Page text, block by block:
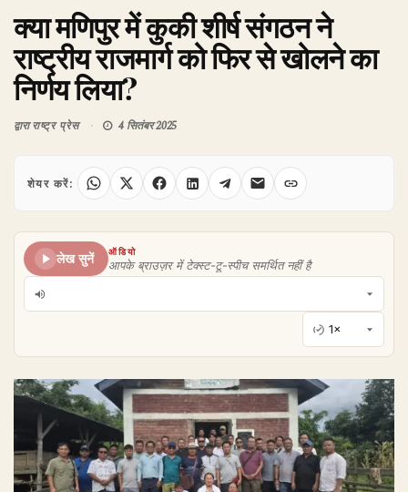
क्या मणिपुर में कुकी शीर्ष संगठन ने
राष्ट्रीय राजमार्ग को फिर से खोलने का
निर्णय लिया?
द्वाराराष्ट्र प्रेस 4 सितंबर 2025
शेयर करें:
लेख सुनें
ऑडियो
आपके ब्राउज़र में टेक्स्ट-टू-स्पीच समर्थित नहीं है